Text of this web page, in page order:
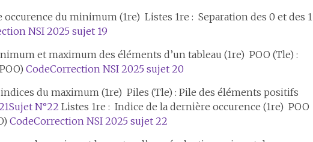
occurence du minimum (1re) Listes 1re : Separation des 0 et des 1
NSI 2025 sujet 19
et maximum des éléments d’un tableau (1re) POO (Tle) :
CodeCorrection NSI 2025 sujet 20
du maximum (1re) Piles (Tle) : Pile des éléments positifs
Sujet N°22 Listes 1re : Indice de la dernière occurence (1re) POO
CodeCorrection NSI 2025 sujet 22